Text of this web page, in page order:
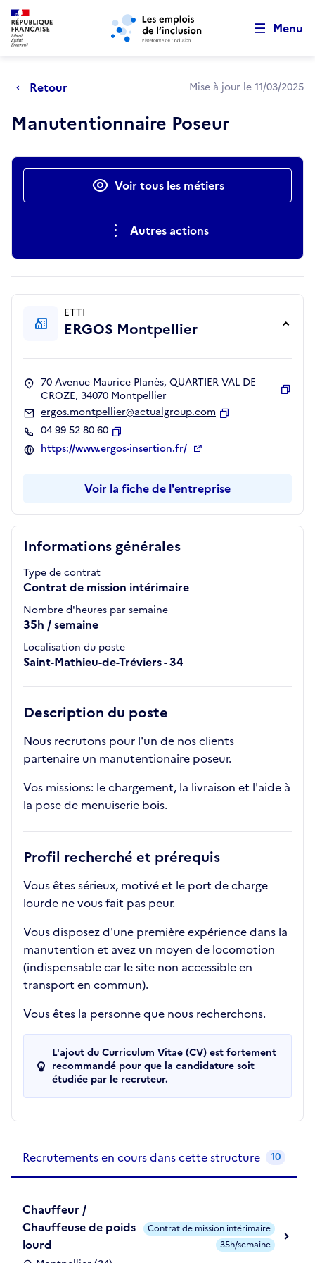
Aller au menu principal Aller au contenu principal
Menu
Retour Mise à jour le 11/03/2025
Manutentionnaire Poseur
Actions rapidesVoir tous les métiers
Autres actions
Informations générales
Type de contrat
Contrat de mission intérimaire
Nombre d'heures par semaine
35h / semaine
Localisation du poste
Saint-Mathieu-de-Tréviers - 34
Description du poste
Nous recrutons pour l'un de nos clients
partenaire un manutentionaire poseur.
Vos missions: le chargement, la livraison et l'aide à
la pose de menuiserie bois.
Profil recherché et prérequis
Vous êtes sérieux, motivé et le port de charge
lourde ne vous fait pas peur.
Vous disposez d'une première expérience dans la
manutention et avez un moyen de locomotion
(indispensable car le site non accessible en
transport en commun).
Vous êtes la personne que nous recherchons.
L'ajout du Curriculum Vitae (CV) est fortement
recommandé pour que la candidature soit
étudiée par le recruteur.
ETTI
ERGOS Montpellier
70 Avenue Maurice Planès, QUARTIER VAL DE
CROZE, 34070 Montpellier
ergos.montpellier@actualgroup.com
04 99 52 80 60
Copier
https://www.ergos-insertion.fr/
Voir la fiche de l'entreprise
Recrutements en cours dans cette structure 10
Chauffeur /
Chauffeuse de poids
lourd
Contrat de mission intérimaire
35h/semaine
Retour au début de la page
Panneau de gestion des cookies